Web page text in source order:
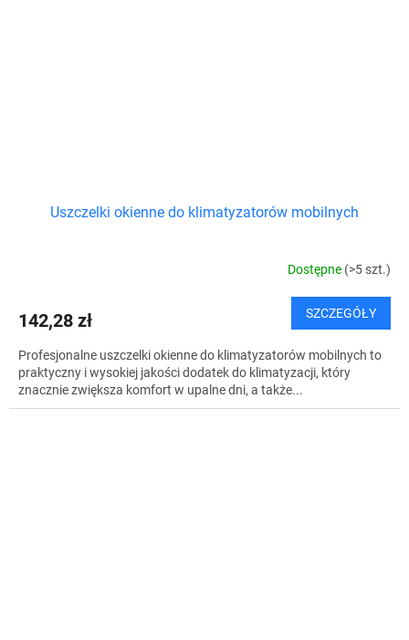
Uszczelki okienne do klimatyzatorów mobilnych
Dostępne (>5 szt.)
142,28 zł SZCZEGÓŁY
Profesjonalne uszczelki okienne do klimatyzatorów mobilnych to
praktyczny i wysokiej jakości dodatek do klimatyzacji, który
znacznie zwiększa komfort w upalne dni, a także...